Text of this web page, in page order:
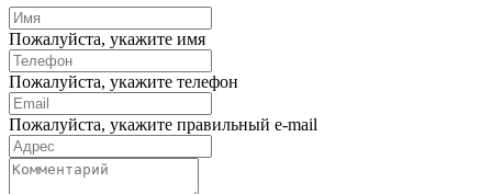
Пожалуйста, укажите имя
Пожалуйста, укажите телефон
Пожалуйста, укажите правильный e-mail